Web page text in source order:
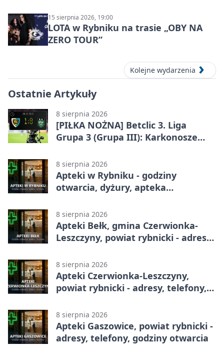
15 sierpnia 2026, 19:00
LOTA w Rybniku na trasie „OBY NA
ZERO TOUR”
Kolejne wydarzenia
Ostatnie Artykuły
8 sierpnia 2026
[PIŁKA NOŻNA] Betclic 3. Liga
Grupa 3 (Grupa III): Karkonosze
8 sierpnia 2026
Apteki w Rybniku - godziny
otwarcia, dyżury, apteka
8 sierpnia 2026
Apteki Bełk, gmina Czerwionka-
Leszczyny, powiat rybnicki - adresy,
8 sierpnia 2026
Apteki Czerwionka-Leszczyny,
powiat rybnicki - adresy, telefony,
8 sierpnia 2026
Apteki Gaszowice, powiat rybnicki -
adresy, telefony, godziny otwarcia